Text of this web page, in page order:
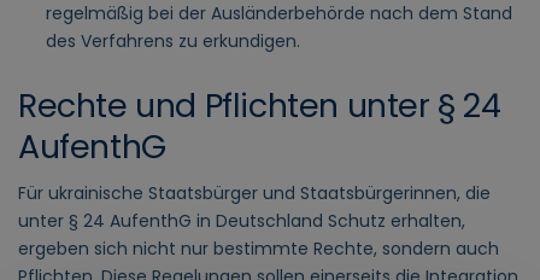
regelmäßig bei der Ausländerbehörde nach dem Stand
des Verfahrens zu erkundigen.
Rechte und Pflichten unter § 24
AufenthG
Für ukrainische Staatsbürger und Staatsbürgerinnen, die
unter § 24 AufenthG in Deutschland Schutz erhalten,
ergeben sich nicht nur bestimmte Rechte, sondern auch